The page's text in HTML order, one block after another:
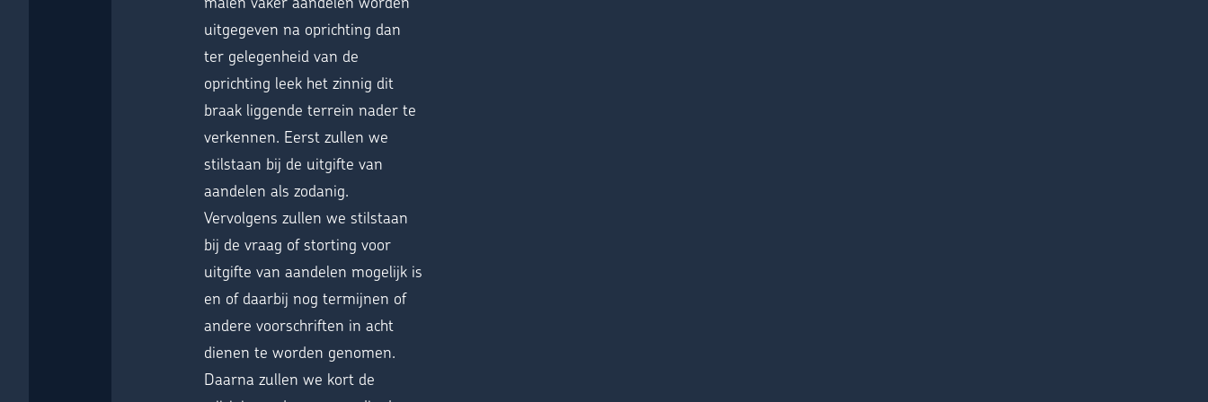
uitgegeven na oprichting dan
ter gelegenheid van de
oprichting leek het zinnig dit
braak liggende terrein nader te
verkennen. Eerst zullen we
stilstaan bij de uitgifte van
aandelen als zodanig.
Vervolgens zullen we stilstaan
bij de vraag of storting voor
uitgifte van aandelen mogelijk is
en of daarbij nog termijnen of
andere voorschriften in acht
dienen te worden genomen.
Daarna zullen we kort de